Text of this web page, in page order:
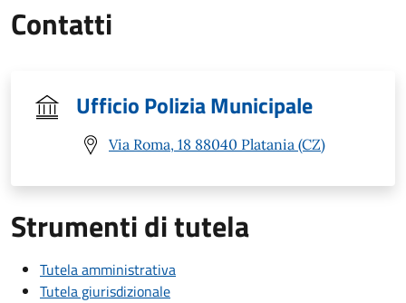
Contatti
Ufficio Polizia Municipale
Via Roma, 18 88040 Platania (CZ)
Strumenti di tutela
Tutela amministrativa
Tutela giurisdizionale